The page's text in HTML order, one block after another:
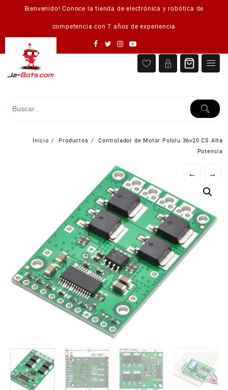
Bienvenido! Conoce la tienda de electrónica y robótica de
competencia con 7 años de experiencia
Inicio Productos
Controlador de Motor Pololu 36v20 CS Alta
Potencia
← →